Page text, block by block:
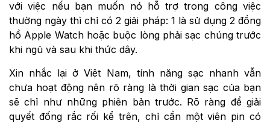
với việc nếu bạn muốn nó hỗ trợ trong công việc
thường ngày thì chỉ có 2 giải pháp: 1 là sử dụng 2 đồng
hồ Apple Watch hoặc buộc lòng phải sạc chúng trước
khi ngủ và sau khi thức dây.
Xin nhắc lại ở Việt Nam, tính năng sạc nhanh vẫn
chưa hoạt động nên rõ ràng là thời gian sạc của bạn
sẽ chỉ như những phiên bản trước. Rõ ràng để giải
quyết đống rắc rối kể trên, chỉ cần một viên pin có